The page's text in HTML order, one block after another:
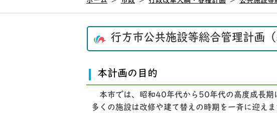
行方市公共施設等総合管理計画（
本計画の目的
本市では、昭和40年代から50年代の高度成長期
多くの施設は改修や建て替えの時期を一斉に迎え